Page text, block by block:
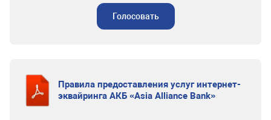
Голосовать
Правила предоставления услуг интернет-
эквайринга АКБ «Asia Alliance Bank»